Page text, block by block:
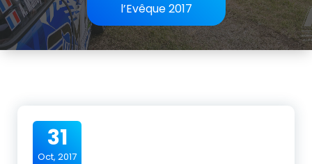
l’Evêque 2017
31
Oct, 2017